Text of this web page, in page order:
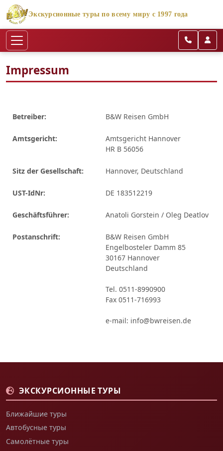
Экскурсионные туры по всему миру с 1997 года
Impressum
Betreiber: B&W Reisen GmbH
Amtsgericht:
Amtsgericht Hannover
HR B 56056
Sitz der Gesellschaft: Hannover, Deutschland
UST-IdNr: DE 183512219
Geschäftsführer: Anatoli Gorstein / Oleg Deatlov
Postanschrift:
B&W Reisen GmbH
Engelbosteler Damm 85
30167 Hannover
Deutschland
Tel. 0511-8990900
Fax 0511-716993
e-mail: info@bwreisen.de
ЭКСКУРСИОННЫЕ ТУРЫ
Ближайшие туры
Автобусные туры
Самолётные туры